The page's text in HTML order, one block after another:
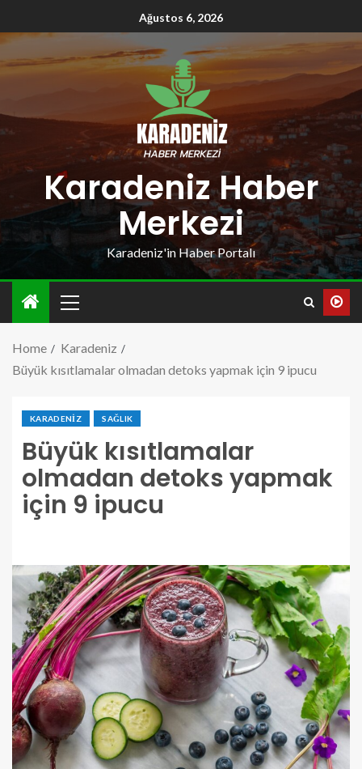
Ağustos 6, 2026
Karadeniz Haber
Merkezi
Karadeniz'in Haber Portalı
Home
Karadeniz
Büyük kısıtlamalar olmadan detoks yapmak için 9 ipucu
KARADENIZ SAĞLIK
Büyük kısıtlamalar
olmadan detoks yapmak
için 9 ipucu